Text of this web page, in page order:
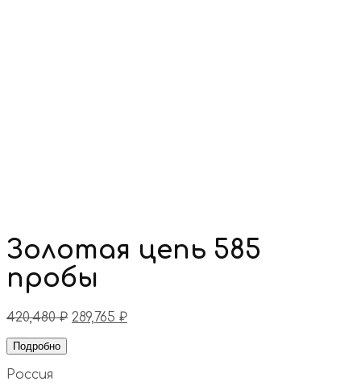
Золотая цепь 585
пробы
420,480₽ 289,765 ₽
Подробно
Россия